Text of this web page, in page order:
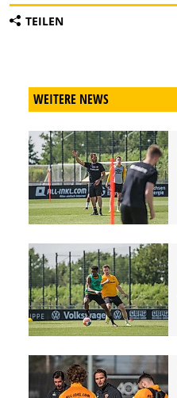
TEILEN
WEITERE NEWS